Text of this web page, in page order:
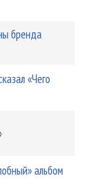
бренда
«Чего
альбом